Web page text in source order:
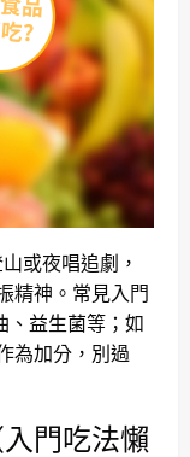
或夜唱追劇，
精神。常見入門
、益生菌等；如
為加分，別過
門吃法懶